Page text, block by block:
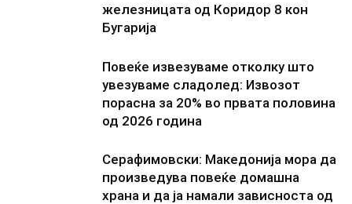
железницата од Коридор 8 кон
Бугарија
Повеќе извезуваме отколку што
увезуваме сладолед: Извозот
порасна за 20% во првата половина
од 2026 година
Серафимовски: Македонија мора да
произведува повеќе домашна
храна и да ја намали зависноста од